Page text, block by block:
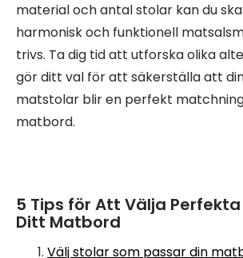
material och antal stolar kan du
harmonisk och funktionell
trivs. Ta dig tid att utforska olika
gör ditt val för att säkerställa att
matstolar blir en perfekt
matbord.
5 Tips för Att Välja
Ditt Matbord
Välj stolar som passar din